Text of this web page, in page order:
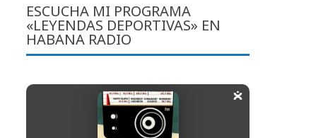
ESCUCHA MI PROGRAMA
«LEYENDAS DEPORTIVAS» EN
HABANA RADIO